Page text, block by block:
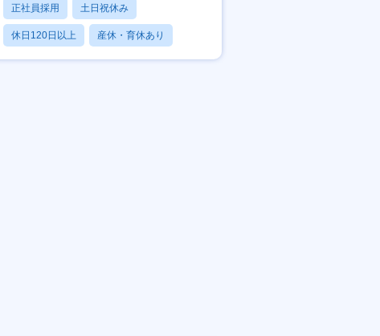
正社員採用 土日祝休み
休日120日以上 産休・育休あり
賞与あり